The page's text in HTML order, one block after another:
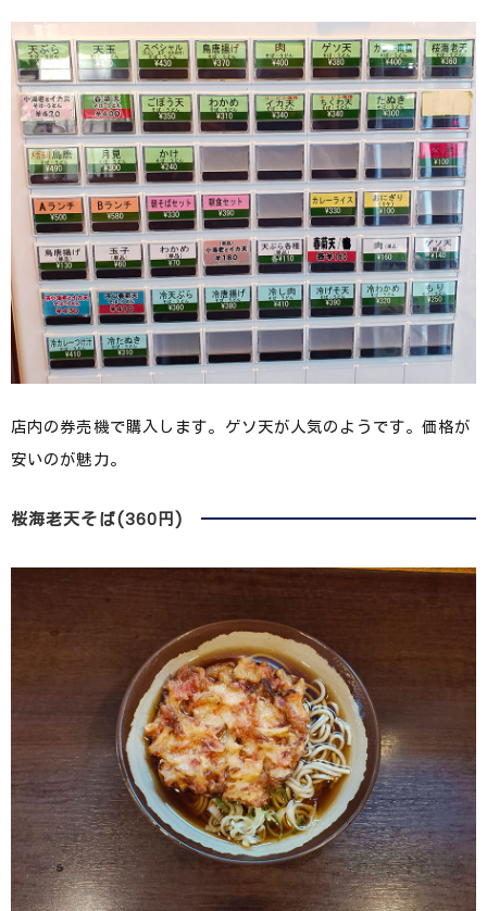
店内の券売機で購入します。ゲソ天が人気のようです。価格が
安いのが魅力。
桜海老天そば(360円)